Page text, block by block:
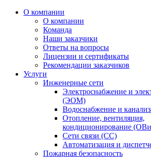
О компании
О компании
Команда
Наши заказчики
Ответы на вопросы
Лицензии и сертификаты
Рекомендации заказчиков
Услуги
Инженерные сети
Электроснабжение и
(ЭОМ)
Водоснабжение и
Отопление, вентиляция,
кондиционирование
Сети связи (СС)
Автоматизация и
Пожарная безопасность